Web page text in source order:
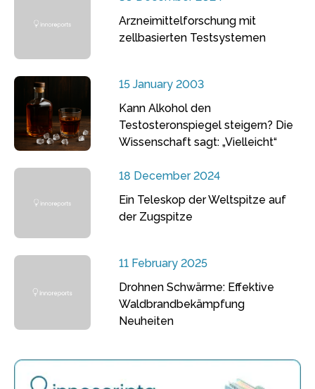
Arzneimittelforschung mit
zellbasierten Testsystemen
15 January 2003
Kann Alkohol den
Testosteronspiegel steigern? Die
Wissenschaft sagt: „Vielleicht“
18 December 2024
Ein Teleskop der Weltspitze auf
der Zugspitze
11 February 2025
Drohnen Schwärme: Effektive
Waldbrandbekämpfung
Neuheiten